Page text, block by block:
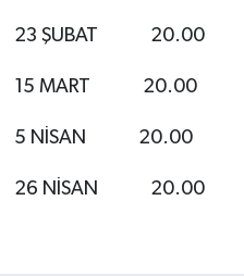
23 ŞUBAT 20.00
15 MART 20.00
5 NİSAN 20.00
26 NİSAN 20.00